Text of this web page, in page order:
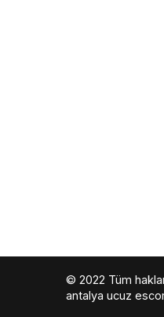
© 2022 Tüm
antalya ucuz